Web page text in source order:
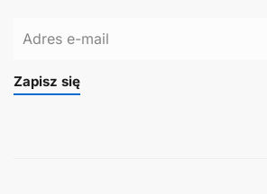
Zapisz się